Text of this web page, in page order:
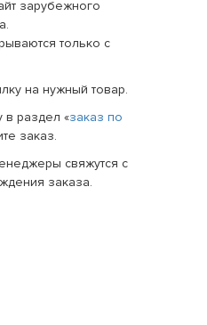
зарубежного
только с
на нужный товар.
в раздел «заказ по
заказ.
свяжутся с
заказа.